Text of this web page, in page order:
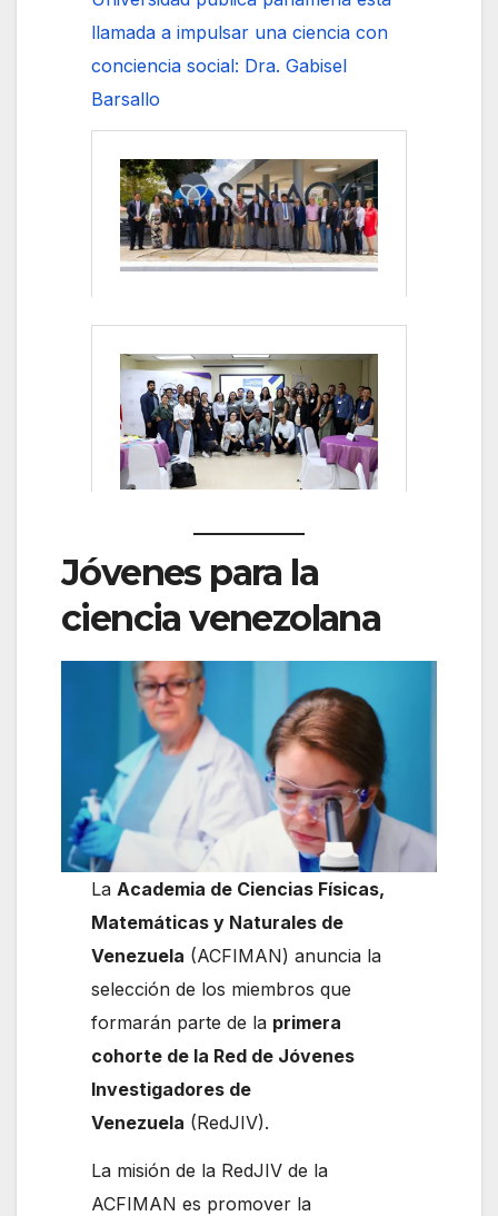
llamada a impulsar una ciencia con
conciencia social: Dra. Gabisel
Barsallo
Jóvenes para la
ciencia venezolana
LaAcademia de Ciencias Físicas,
Matemáticas y Naturales de
Venezuela (ACFIMAN) anuncia la
selección de los miembros que
formarán parte de la primera
cohorte de la Red de Jóvenes
Investigadores de
Venezuela (RedJIV).
La misión de la RedJIV de la
ACFIMAN es promover la